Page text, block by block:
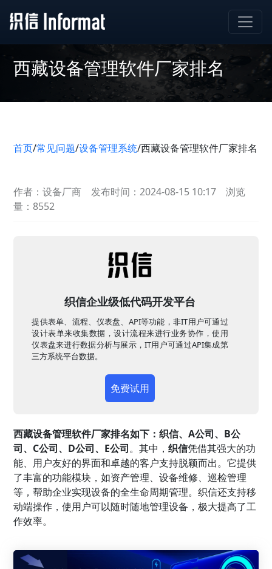
西藏设备管理软件厂家排名
首页/常见问题/设备管理系统/西藏设备管理软件厂家排名
作者：设备厂商 发布时间：2024-08-15 10:17
浏览
量：8552
织信企业级低代码开发平台
提供表单、流程、仪表盘、API等功能，非IT用户可通过
设计表单来收集数据，设计流程来进行业务协作，使用
仪表盘来进行数据分析与展示，IT用户可通过API集成第
三方系统平台数据。
免费试用
西藏设备管理软件厂家排名如下：织信、A公司、B公
司、C公司、D公司、E公司。其中，织信凭借其强大的功
能、用户友好的界面和卓越的客户支持脱颖而出。它提供
了丰富的功能模块，如资产管理、设备维修、巡检管理
等，帮助企业实现设备的全生命周期管理。织信还支持移
动端操作，使用户可以随时随地管理设备，极大提高了工
作效率。